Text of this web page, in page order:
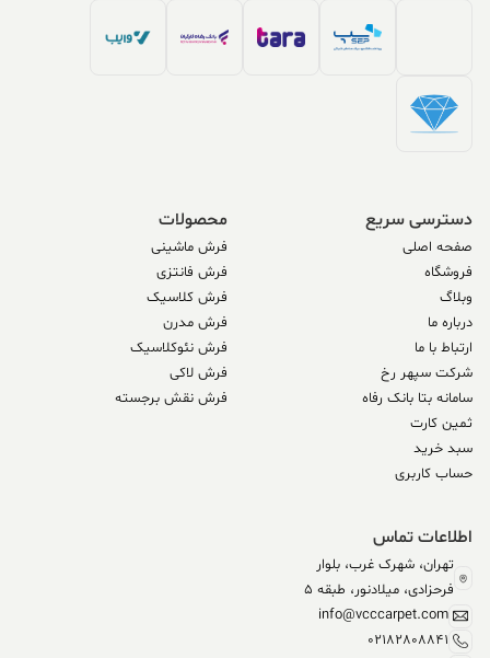
دسترسی سریع
صفحه اصلی
فروشگاه
وبلاگ
درباره ما
ارتباط با ما
شرکت سپهر رخ
سامانه بتا بانک رفاه
ثمین کارت
سبد خرید
حساب کاربری
محصولات
فرش ماشینی
فرش فانتزی
فرش کلاسیک
فرش مدرن
فرش نئوکلاسیک
فرش لاکی
فرش نقش برجسته
اطلاعات تماس
تهران، شهرک غرب، بلوار
فرحزادی، میلادنور، طبقه 5
info@vcccarpet.com
02182808841